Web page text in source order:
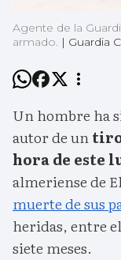
Agente de la
armado. | Guardia
Un hombre ha
autor de un
hora de este
almeriense de
muerte de sus
heridas, entre
siete meses.